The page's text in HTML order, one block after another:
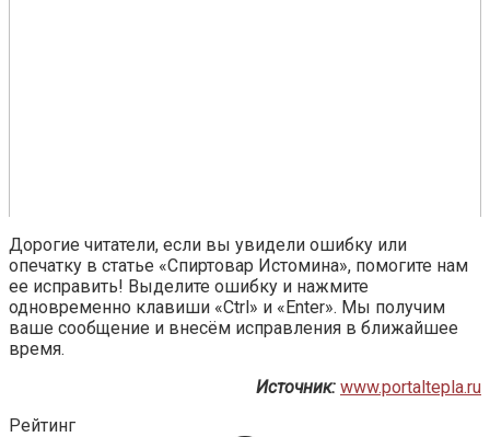
Дорогие читатели, если вы увидели ошибку или
опечатку в статье «Спиртовар Истомина», помогите нам
ее исправить! Выделите ошибку и нажмите
одновременно клавиши «Ctrl» и «Enter». Мы получим
ваше сообщение и внесём исправления в ближайшее
время.
Источник: www.portaltepla.ru
Рейтинг